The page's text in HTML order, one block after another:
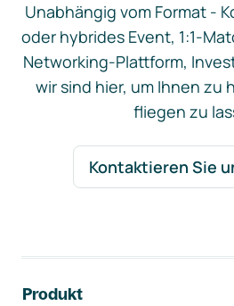
Unabhängig vom Format -
oder hybrides Event, 1:1-
Networking-Plattform,
wir sind hier, um Ihnen zu
fliegen zu
Kontaktieren Sie
Produkt